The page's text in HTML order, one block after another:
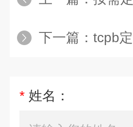
下一篇： tcpb
* 姓名：